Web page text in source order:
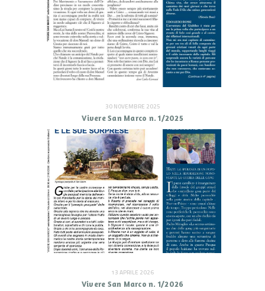
30 NOVEMBRE 2025
Vivere San Marco n. 1/2025
13 APRILE 2026
Vivere San Marco n. 1/2026